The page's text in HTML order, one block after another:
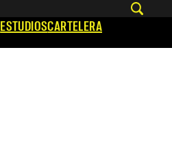
ESTUDIOSCARTELERA